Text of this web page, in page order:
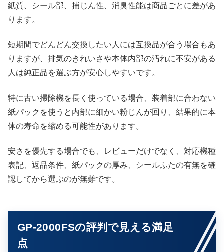
紙質、シール部、捕じん性、消臭性能は商品ごとに差があ
ります。
短期間でどんどん交換したい人には互換品が合う場合もあ
りますが、排気のきれいさや本体内部の汚れに不安がある
人は純正品を選ぶ方が安心しやすいです。
特に古い掃除機を長く使っている場合、装着部に合わない
紙パックを使うと内部に細かい粉じんが回り、結果的に本
体の寿命を縮める可能性があります。
安さを優先する場合でも、レビューだけでなく、対応機種
表記、返品条件、紙パックの厚み、シールふたの有無を確
認してから選ぶのが無難です。
GP-2000FSの評判で見える満足
点